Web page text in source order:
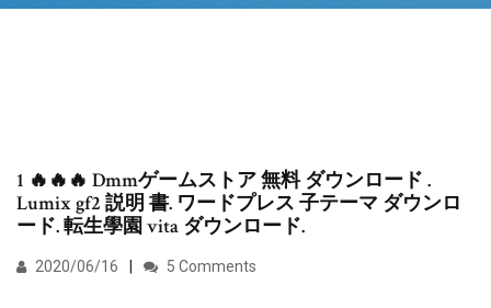
1 🔥🔥🔥 Dmmゲームストア 無料 ダウンロード .
Lumix gf2 説明 書. ワードプレス 子テーマ ダウンロ
ード. 転生學園 vita ダウンロード.
2020/06/16 5 Comments